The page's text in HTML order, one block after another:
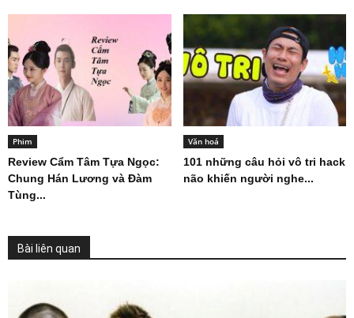
Phim
Review Cẩm Tâm Tựa Ngọc:
Chung Hán Lương và Đàm
Tùng...
Văn hoá
101 những câu hỏi vô tri hack
não khiến người nghe...
Bài liên quan